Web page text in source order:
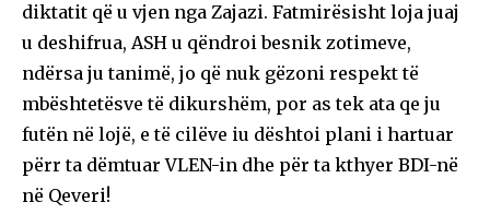
diktatit që u vjen nga Zajazi. Fatmirësisht loja juaj
u deshifrua, ASH u qëndroi besnik zotimeve,
ndërsa ju tanimë, jo që nuk gëzoni respekt të
mbështetësve të dikurshëm, por as tek ata qe ju
futën në lojë, e të cilëve iu dështoi plani i hartuar
përr ta dëmtuar VLEN-in dhe për ta kthyer BDI-në
në Qeveri!